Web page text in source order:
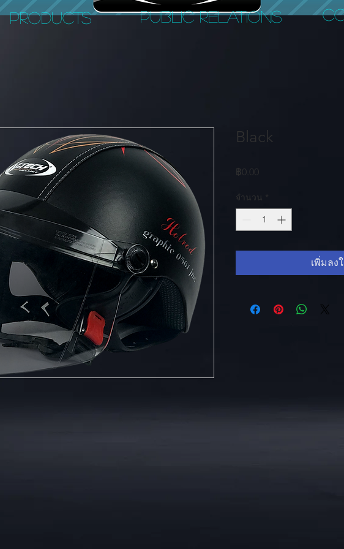
PRODUCTS PUBLIC RELATIONS
Black
฿0.00ราคา
จำนวน *
เพิ่มลง